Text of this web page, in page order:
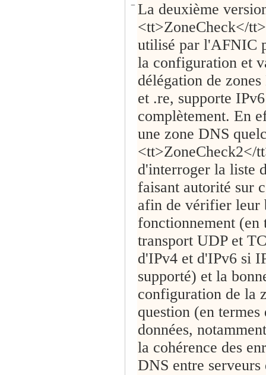
− La deuxième
<tt>ZoneCheck</
utilisé par l'AFNIC
la configuration et
délégation de
et .re, supporte IPv6
complètement. En
une zone DNS
<tt>ZoneCheck2</
d'interroger la liste
faisant autorité sur
afin de vérifier leur
fonctionnement (en
transport UDP et
d'IPv4 et d'IPv6 si
supporté) et la
configuration de la
question (en termes
données,
la cohérence des
DNS entre